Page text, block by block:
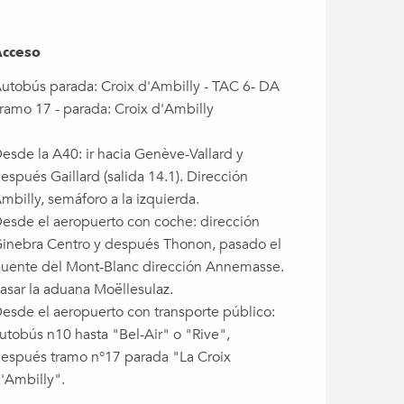
parada: Croix d'Ambilly - TAC 6- DA
17 - parada: Croix d'Ambilly
la A40: ir hacia Genève-Vallard y
Gaillard (salida 14.1). Dirección
semáforo a la izquierda.
el aeropuerto con coche: dirección
Centro y después Thonon, pasado el
del Mont-Blanc dirección Annemasse.
la aduana Moëllesulaz.
el aeropuerto con transporte público:
n10 hasta "Bel-Air" o "Rive",
tramo n°17 parada "La Croix